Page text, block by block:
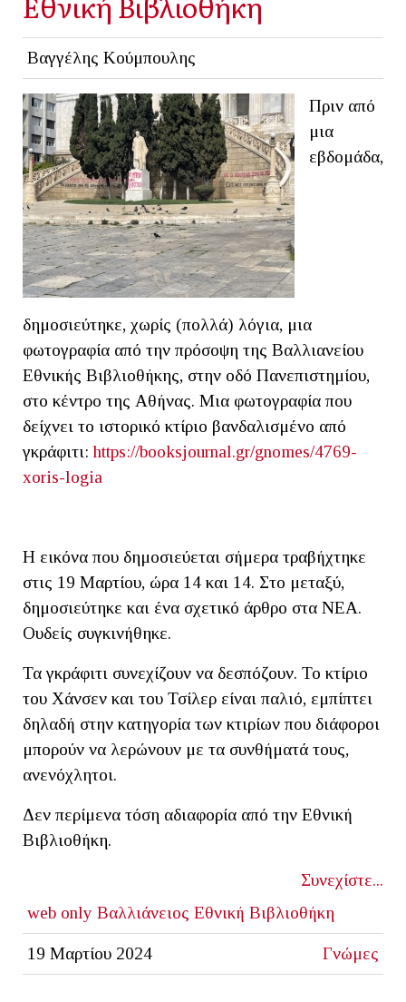
Βαγγέλης Κούμπουλης
Πριν από
μια
εβδομάδα,
δημοσιεύτηκε, χωρίς (πολλά) λόγια, μια
φωτογραφία από την πρόσοψη της Βαλλιανείου
Εθνικής Βιβλιοθήκης, στην οδό Πανεπιστημίου,
στο κέντρο της Αθήνας. Μια φωτογραφία που
δείχνει το ιστορικό κτίριο βανδαλισμένο από
γκράφιτι:https://booksjournal.gr/gnomes/4769-
xoris-logia
Η εικόνα που δημοσιεύεται σήμερα τραβήχτηκε
στις 19 Μαρτίου, ώρα 14 και 14. Στο μεταξύ,
δημοσιεύτηκε και ένα σχετικό άρθρο στα ΝΕΑ.
Ουδείς συγκινήθηκε.
Τα γκράφιτι συνεχίζουν να δεσπόζουν. Το κτίριο
του Χάνσεν και του Τσίλερ είναι παλιό, εμπίπτει
δηλαδή στην κατηγορία των κτιρίων που διάφοροι
μπορούν να λερώνουν με τα συνθήματά τους,
ανενόχλητοι.
Δεν περίμενα τόση αδιαφορία από την Εθνική
Βιβλιοθήκη.
Συνεχίστε...
web only Βαλλιάνειος Εθνική Βιβλιοθήκη
19 Μαρτίου 2024 Γνώμες